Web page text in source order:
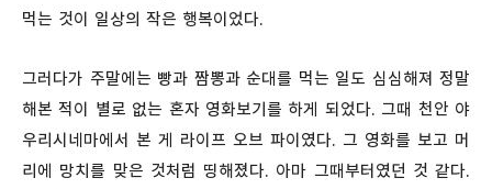
먹는 것이 일상의 작은 행복이었다.
그러다가 주말에는 빵과 짬뽕과 순대를 먹는 일도 심심해져 정말
해본 적이 별로 없는 혼자 영화보기를 하게 되었다. 그때 천안 야
우리시네마에서 본 게 라이프 오브 파이였다. 그 영화를 보고 머
리에 망치를 맞은 것처럼 띵해졌다. 아마 그때부터였던 것 같다.